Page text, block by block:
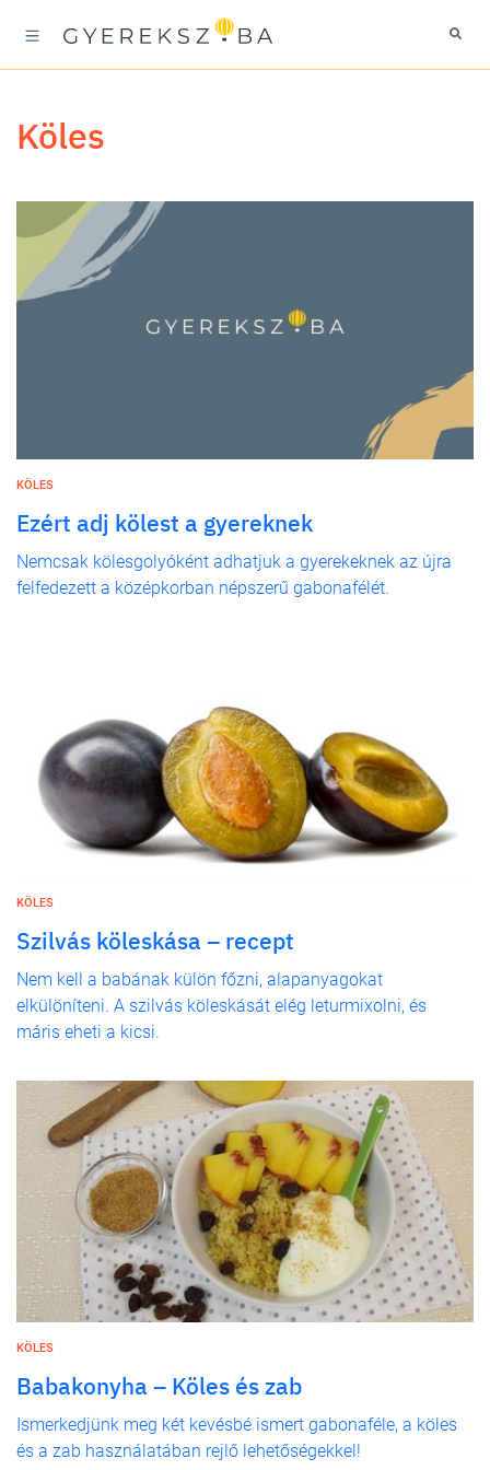
köles
KÖLES
Ezért adj kölest a gyereknek
Nemcsak kölesgolyóként adhatjuk a gyerekeknek az újra
felfedezett a középkorban népszerű gabonafélét.
KÖLES
Szilvás köleskása – recept
Nem kell a babának külön főzni, alapanyagokat
elkülöníteni. A szilvás köleskását elég leturmixolni, és
máris eheti a kicsi.
KÖLES
Babakonyha – Köles és zab
Ismerkedjünk meg két kevésbé ismert gabonaféle, a köles
és a zab használatában rejlő lehetőségekkel!